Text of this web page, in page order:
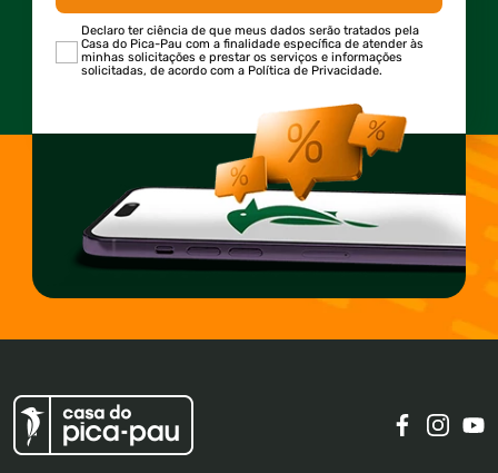
Declaro ter ciência de que meus dados serão tratados pela
Casa do Pica-Pau com a finalidade específica de atender às
minhas solicitações e prestar os serviços e informações
solicitadas, de acordo com a Política de Privacidade.